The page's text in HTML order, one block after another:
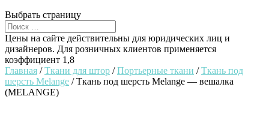
Выбрать страницу
Цены на сайте действительны для юридических лиц и
дизайнеров. Для розничных клиентов применяется
коэффициент 1,8
Главная /Ткани для штор /Портьерные ткани /Ткань под
шерсть Melange / Ткань под шерсть Melange — вешалка
(MELANGE)